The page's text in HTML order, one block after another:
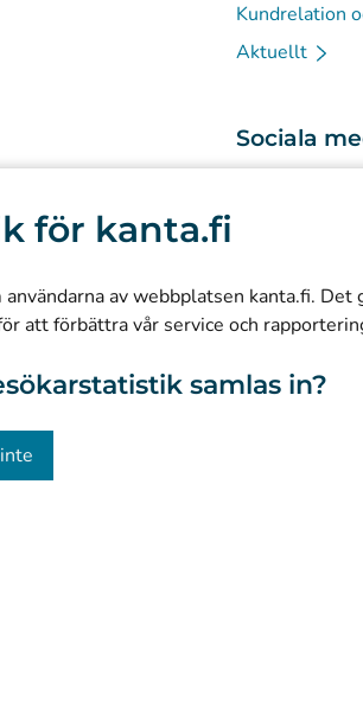
för kanta.fi
av webbplatsen kanta.fi.
att förbättra vår service och
samlas in?
Kundrelation
Aktuellt
ledning
Sociala